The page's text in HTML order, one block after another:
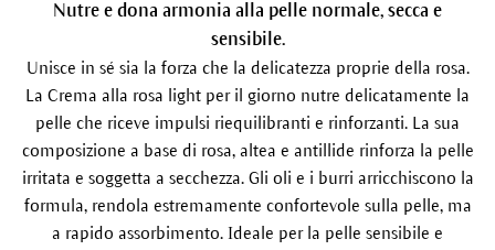
Nutre e dona armonia alla pelle normale, secca e
sensibile.
Unisce in sé sia la forza che la delicatezza proprie della rosa.
La Crema alla rosa light per il giorno nutre delicatamente la
pelle che riceve impulsi riequilibranti e rinforzanti. La sua
composizione a base di rosa, altea e antillide rinforza la pelle
irritata e soggetta a secchezza. Gli oli e i burri arricchiscono la
formula, rendola estremamente confortevole sulla pelle, ma
a rapido assorbimento. Ideale per la pelle sensibile e